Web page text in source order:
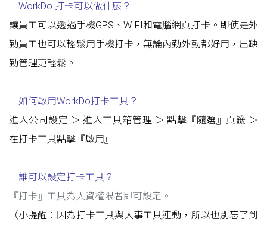
｜WorkDo 打卡可以做什麼？
讓員工可以透過手機GPS、WIFI和電腦網頁打卡。即使是外
勤員工也可以輕鬆用手機打卡，無論內勤外勤都好用，出缺
勤管理更輕鬆。
｜如何啟用WorkDo打卡工具？
進入公司設定 ＞ 進入工具箱管理 ＞ 點擊『隨選』頁籤 ＞
在打卡工具點擊『啟用』
｜誰可以設定打卡工具？
『打卡』工具為人資權限者即可設定。
（小提醒：因為打卡工具與人事工具連動，所以也別忘了到